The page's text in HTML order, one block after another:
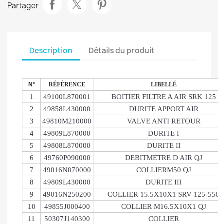
Partager
Description Détails du produit
N° RÉFÉRENCE LIBELLÉ
1 49100L870001
BOITIER FILTRE A AIR SRK 125
2
49858L430000
DURITE APPORT AIR
3
49810M210000
VALVE ANTI RETOUR
4
49809L870000
DURITE I
5
49808L870000
DURITE II
6
49760P090000
DEBITMETRE D AIR QJ
7
49016N070000
COLLIERM50 QJ
8
49809L430000
DURITE III
9
49016N250200
COLLIER 15.5X10X1 SRV 125-
10
49855J000400
COLLIER M16.5X10X1 QJ
11
50307J140300
COLLIER